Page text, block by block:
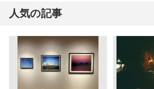
人気の記事